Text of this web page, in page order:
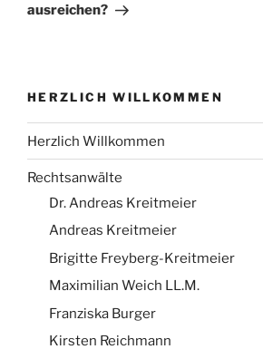
ausreichen?
HERZLICH WILLKOMMEN
Herzlich Willkommen
Rechtsanwälte
Dr. Andreas Kreitmeier
Andreas Kreitmeier
Brigitte Freyberg-Kreitmeier
Maximilian Weich LL.M.
Franziska Burger
Kirsten Reichmann